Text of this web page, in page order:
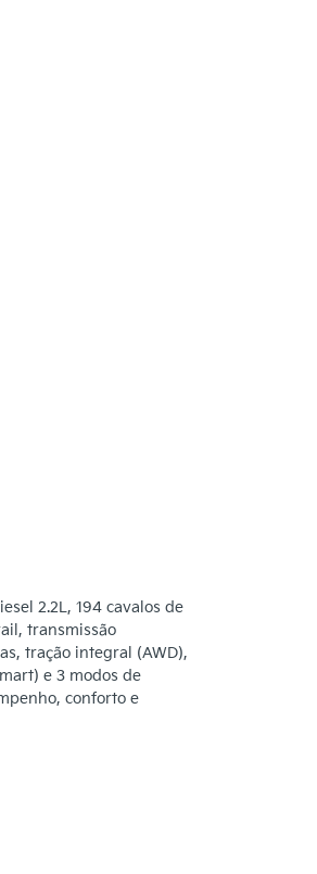
2.2L, 194 cavalos de
transmissão
tração integral (AWD),
e 3 modos de
conforto e